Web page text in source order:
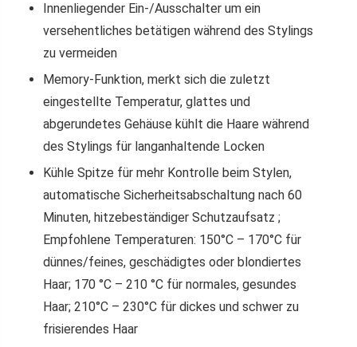
Innenliegender Ein-/Ausschalter um ein
versehentliches betätigen während des Stylings
zu vermeiden
Memory-Funktion, merkt sich die zuletzt
eingestellte Temperatur, glattes und
abgerundetes Gehäuse kühlt die Haare während
des Stylings für langanhaltende Locken
Kühle Spitze für mehr Kontrolle beim Stylen,
automatische Sicherheitsabschaltung nach 60
Minuten, hitzebeständiger Schutzaufsatz ;
Empfohlene Temperaturen: 150°C – 170°C für
dünnes/feines, geschädigtes oder blondiertes
Haar; 170 °C – 210 °C für normales, gesundes
Haar; 210°C – 230°C für dickes und schwer zu
frisierendes Haar